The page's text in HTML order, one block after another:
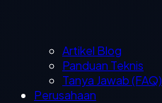
Artikel Blog
Panduan Teknis
Tanya Jawab (FAQ)
Perusahaan